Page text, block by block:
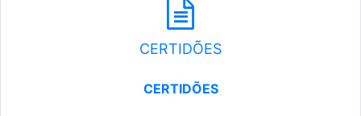
CERTIDÕES
CERTIDÕES